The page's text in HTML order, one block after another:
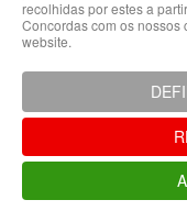
recolhidas por estes a
Concordas com os nossos
website.